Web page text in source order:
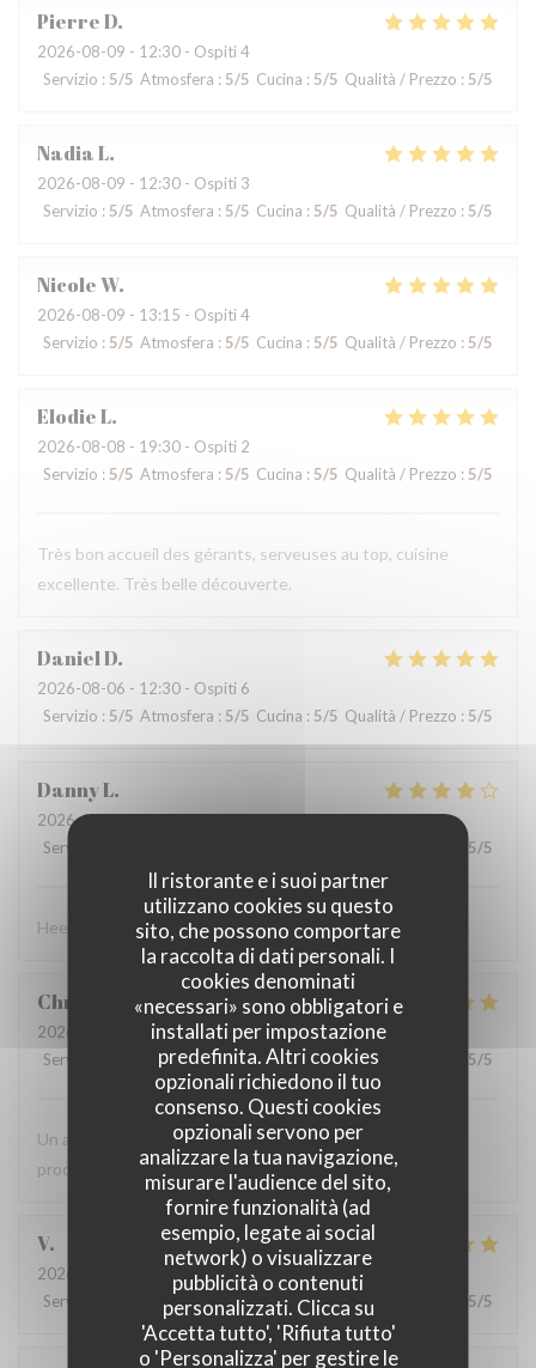
Il ristorante e i suoi partner
utilizzano cookies su questo
sito, che possono comportare
la raccolta di dati personali. I
cookies denominati
«necessari» sono obbligatori e
installati per impostazione
predefinita. Altri cookies
opzionali richiedono il tuo
consenso. Questi cookies
opzionali servono per
analizzare la tua navigazione,
misurare l'audience del sito,
fornire funzionalità (ad
esempio, legate ai social
network) o visualizzare
pubblicità o contenuti
personalizzati. Clicca su
'Accetta tutto', 'Rifiuta tutto'
o 'Personalizza' per gestire le
PierreD
2026-08-09 - 12:30 - Ospiti 4
Servizio : 5/5 Atmosfera : 5/5 Cucina : 5/5 Qualità / Prezzo : 5/5
NadiaL
2026-08-09 - 12:30 - Ospiti 3
Servizio : 5/5 Atmosfera : 5/5 Cucina : 5/5 Qualità / Prezzo : 5/5
NicoleW
2026-08-09 - 13:15 - Ospiti 4
Servizio : 5/5 Atmosfera : 5/5 Cucina : 5/5 Qualità / Prezzo : 5/5
ElodieL
2026-08-08 - 19:30 - Ospiti 2
Servizio : 5/5 Atmosfera : 5/5 Cucina : 5/5 Qualità / Prezzo : 5/5
Très bon accueil des gérants, serveuses au top, cuisine
excellente. Très belle découverte.
DanielD
2026-08-06 - 12:30 - Ospiti 6
Servizio : 5/5 Atmosfera : 5/5 Cucina : 5/5 Qualità / Prezzo : 5/5
DannyL
2026-08-06- 12:00 - Ospiti 4
Servizio
5/5
Heel goed eten voor een schappelijke prijs.
ChristopheC
2026-08-07
- 19:00 - Ospiti 4
Servizio
Atmosfera:5/5 Cucina: 5/5 Qualità / Prezzo 5/5
Un accueil toujours au top. La carte estivale propose des
produits frais et une cuisine du territoire.
V
2026-08-07
- 12:30 - Ospiti 3
Servizio
Atmosfera: 5/5 Cucina:5/5 Qualità / Prezzo 5/5